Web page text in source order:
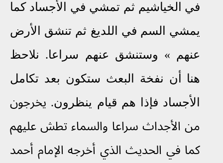
في الخياشيم ثم تمشي في الأجساد كما
يمشي السم في اللديغ ثم تنشق الأرض
عنهم « وستنشق عنهم سراعا. نلاحظ
هنا أن نفخة البعث ستكون بعد تكامل
الأجساد فإذا هم قيام ينظرون. يخرجون
من الأجداث سراعا والسماء تطش عليهم
كما في الحديث الذي أخرجه الإمام أحمد